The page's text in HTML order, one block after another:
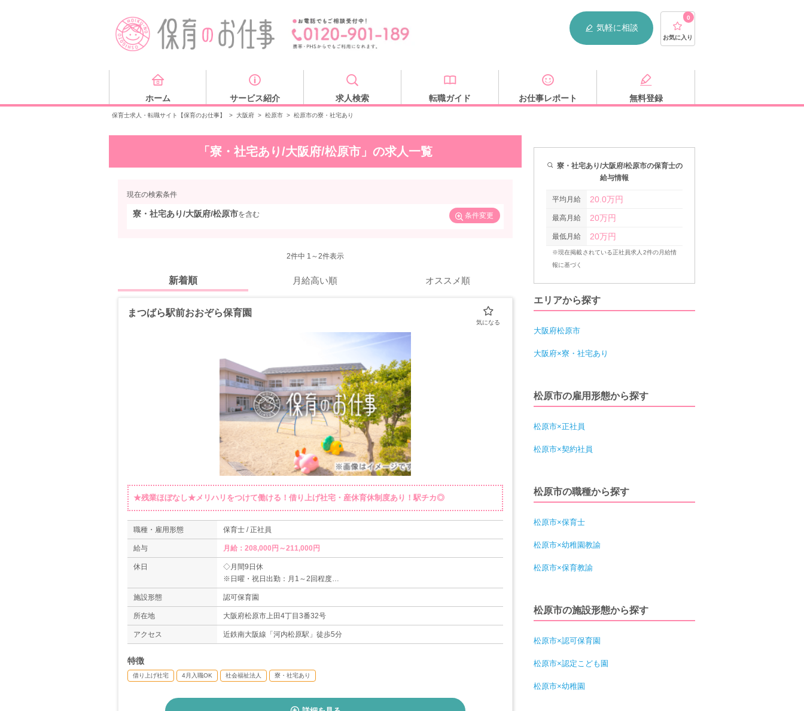
気軽に相談
0
お気に入り
ホーム サービス紹介 求人検索 転職ガイド お仕事レポート 無料登録
保育士求人・転職サイト【保育のお仕事】 > 大阪府 > 松原市 > 松原市の寮・社宅あり
「寮・社宅あり/大阪府/松原市」の求人一覧
現在の検索条件
寮・社宅あり/大阪府/松原市を含む 条件変更
2件中 1～2件表示
新着順 月給高い順 オススメ順
まつばら駅前おおぞら保育園
★残業ほぼなし★メリハリをつけて働ける！借り上げ社宅・産休育休制度あり！駅チカ◎
職種・雇用形態 保育士 / 正社員
給与 月給：208,000円～211,000円
休日
◇月間9日休
※日曜・祝日出勤：月1～2回程度
◇有給休暇
◇産休・育休制度
◇介護休暇制度
＊年間休日数108日
施設形態 認可保育園
所在地 大阪府松原市上田4丁目3番32号
アクセス 近鉄南大阪線「河内松原駅」徒歩5分
特徴
借り上げ社宅 4月入職OK 社会福祉法人 寮・社宅あり
寮・社宅あり/大阪府/松原市の保育士の
給与情報
平均月給 20.0万円
最高月給 20万円
最低月給 20万円
※現在掲載されている正社員求人2件の月給情
報に基づく
エリアから探す
大阪府松原市
大阪府×寮・社宅あり
松原市の雇用形態から探す
松原市×正社員
松原市×契約社員
松原市の職種から探す
松原市×保育士
松原市×幼稚園教諭
松原市×保育教諭
松原市の施設形態から探す
松原市×認可保育園
松原市×認定こども園
松原市×幼稚園